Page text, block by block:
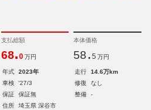
支払総額
68.0 万円
本体価格
58. 5 万円
年式 2023年 走行
14.6万km
車検
'27/3 修復
なし
保証
保証無 整備
-
住所
埼玉県 深谷市